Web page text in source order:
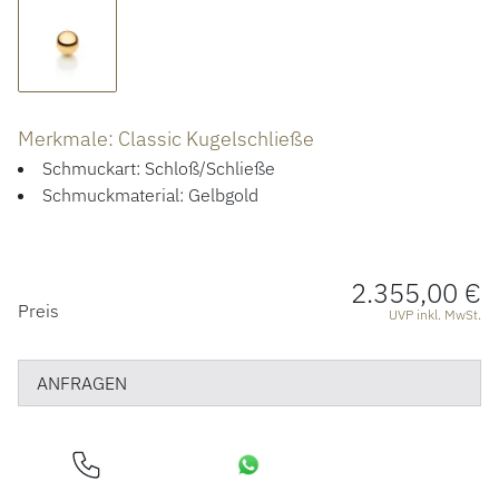
Merkmale: Classic Kugelschließe
Schmuckart: Schloß/Schließe
Schmuckmaterial: Gelbgold
PREISINFORMATIONEN
Preis 2.355,00 €
UVP inkl. MwSt.
ANFRAGEN